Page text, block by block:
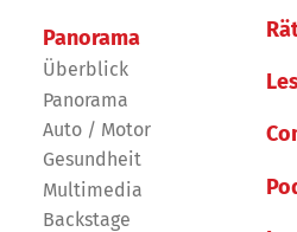
Panorama
Überblick
Panorama
Auto / Motor
Gesundheit
Multimedia
Backstage